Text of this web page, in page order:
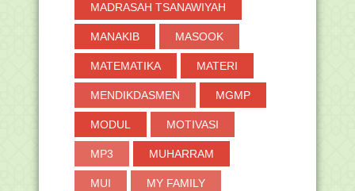
MADRASAH TSANAWIYAH
MANAKIB MASOOK
MATEMATIKA MATERI
MENDIKDASMEN MGMP
MODUL MOTIVASI
MP3 MUHARRAM
MUI MY FAMILY